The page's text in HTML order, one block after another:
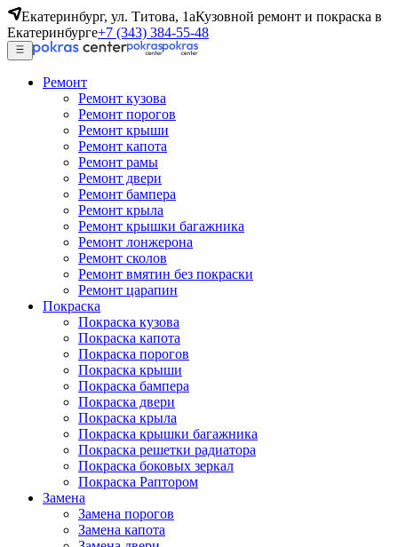
Екатеринбург, ул. Титова, 1аКузовной ремонт и покраска в
Екатеринбурге+7 (343) 384-55-48
Ремонт
Ремонт кузова
Ремонт порогов
Ремонт крыши
Ремонт капота
Ремонт рамы
Ремонт двери
Ремонт бампера
Ремонт крыла
Ремонт крышки багажника
Ремонт лонжерона
Ремонт сколов
Ремонт вмятин без покраски
Ремонт царапин
Покраска
Покраска кузова
Покраска капота
Покраска порогов
Покраска крыши
Покраска бампера
Покраска двери
Покраска крыла
Покраска крышки багажника
Покраска решетки радиатора
Покраска боковых зеркал
Покраска Раптором
Замена
Замена порогов
Замена капота